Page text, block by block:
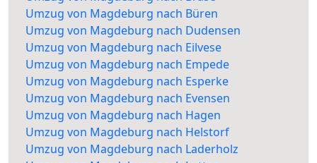
Umzug von Magdeburg nach Büren
Umzug von Magdeburg nach Dudensen
Umzug von Magdeburg nach Eilvese
Umzug von Magdeburg nach Empede
Umzug von Magdeburg nach Esperke
Umzug von Magdeburg nach Evensen
Umzug von Magdeburg nach Hagen
Umzug von Magdeburg nach Helstorf
Umzug von Magdeburg nach Laderholz